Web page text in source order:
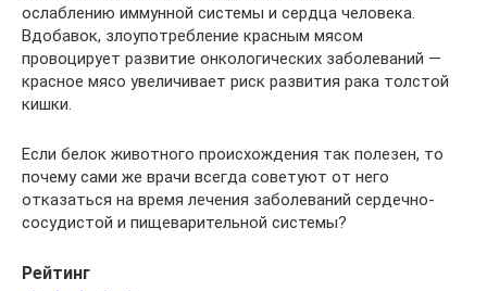
ослаблению иммунной системы и сердца человека.
Вдобавок, злоупотребление красным мясом
провоцирует развитие онкологических заболеваний —
красное мясо увеличивает риск развития рака толстой
кишки.
Если белок животного происхождения так полезен, то
почему сами же врачи всегда советуют от него
отказаться на время лечения заболеваний сердечно-
сосудистой и пищеварительной системы?
Рейтинг